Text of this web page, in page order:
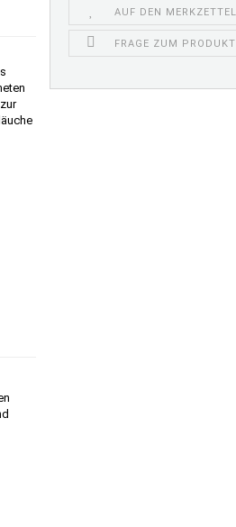
AUF DEN MERKZETTEL
FRAGE ZUM PRODUKT